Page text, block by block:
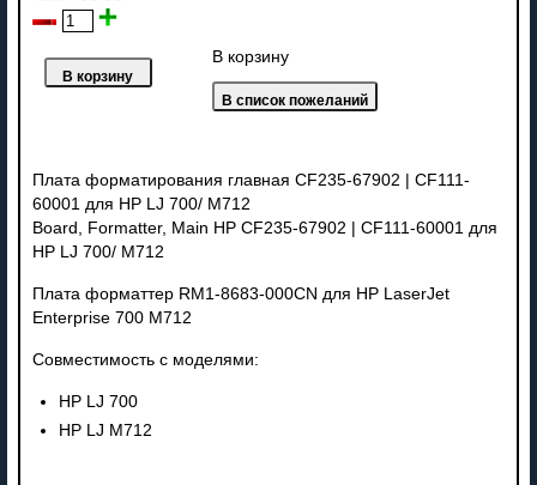
В корзину
Плата форматирования главная CF235-67902 | CF111-
60001 для HP LJ 700/ M712
Board, Formatter, Main HP CF235-67902 | CF111-60001 для
HP LJ 700/ M712
Плата форматтер RM1-8683-000CN для HP LaserJet
Enterprise 700 M712
Совместимость с моделями:
HP LJ 700
HP LJ M712